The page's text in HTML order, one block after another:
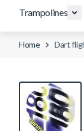
Trampolines
Home Dart
View